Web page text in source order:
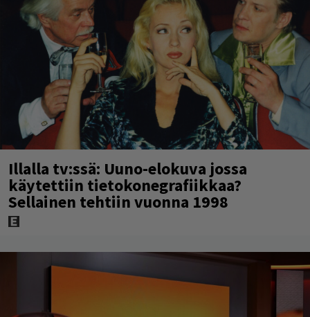
Illalla tv:ssä: Uuno-elokuva jossa
käytettiin tietokonegrafiikkaa?
Sellainen tehtiin vuonna 1998